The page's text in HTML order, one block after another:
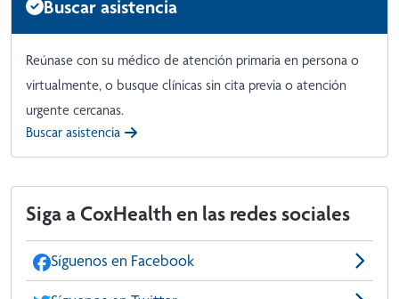
Buscar asistencia
Reúnase con su médico de atención primaria en persona o
virtualmente, o busque clínicas sin cita previa o atención
urgente cercanas.
Buscar asistencia
Siga a CoxHealth en las redes sociales
Síguenos en Facebook